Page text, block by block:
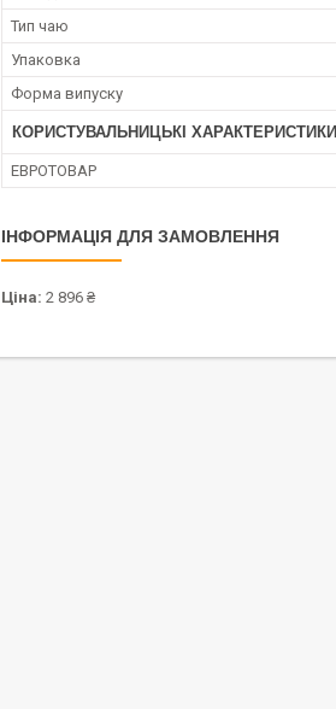
Тип чаю
Упаковка
Форма випуску
КОРИСТУВАЛЬНИЦЬКІ ХАРАКТЕРИСТИКИ
ЕВРОТОВАР
ІНФОРМАЦІЯ ДЛЯ ЗАМОВЛЕННЯ
Ціна: 2 896 ₴